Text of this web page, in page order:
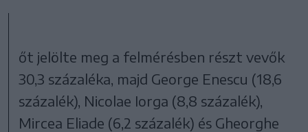
őt jelölte meg a felmérésben részt vevők
30,3 százaléka, majd George Enescu (18,6
százalék), Nicolae Iorga (8,8 százalék),
Mircea Eliade (6,2 százalék) és Gheorghe